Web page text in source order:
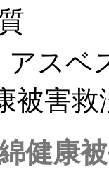
アスベ
被害
健康